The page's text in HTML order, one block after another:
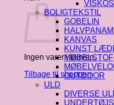
Ingen varer i kurven.
Tilbage til shoppen
BOLIGTEKSTIL
GOBELIN
KANVAS
KUNST
MØBELSTOF
OUTDOOR
ULD
DIVERSE